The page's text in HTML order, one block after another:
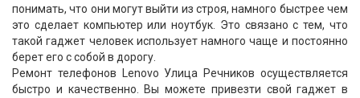
понимать, что они могут выйти из строя, намного быстрее чем
это сделает компьютер или ноутбук. Это связано с тем, что
такой гаджет человек использует намного чаще и постоянно
берет его с собой в дорогу.
Ремонт телефонов Lenovo Улица Речников осуществляется
быстро и качественно. Вы можете привезти свой гаджет в